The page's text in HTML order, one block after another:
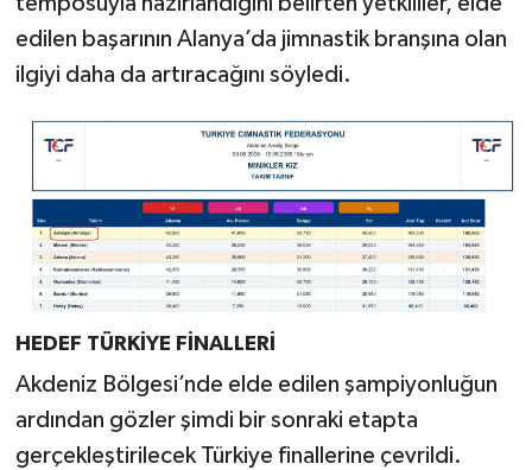
edilen başarının Alanya’da jimnastik branşına olan
ilgiyi daha da artıracağını söyledi.
HEDEF TÜRKİYE FİNALLERİ
Akdeniz Bölgesi’nde elde edilen şampiyonluğun
ardından gözler şimdi bir sonraki etapta
gerçekleştirilecek Türkiye finallerine çevrildi.